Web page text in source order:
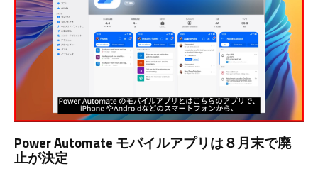
Power Automate モバイルアプリは８月末で廃
止が決定